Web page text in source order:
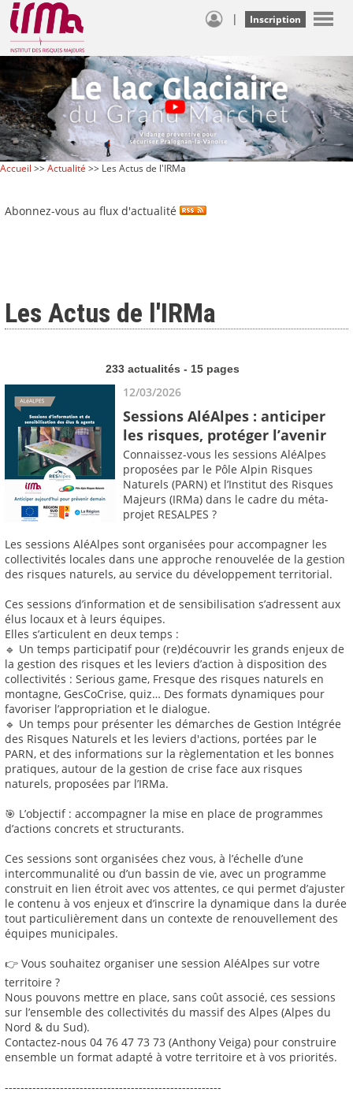
| Inscription
Accueil >>Actualité >> Les Actus de l'IRMa
Abonnez-vous au flux d'actualité
Les Actus de l'IRMa
233 actualités - 15 pages
12/03/2026
Sessions AléAlpes : anticiper
les risques, protéger l’avenir
Connaissez-vous les sessions AléAlpes
proposées par le Pôle Alpin Risques
Naturels (PARN) et l’Institut des Risques
Majeurs (IRMa) dans le cadre du méta-
projet RESALPES ?
Les sessions AléAlpes sont organisées pour accompagner les
collectivités locales dans une approche renouvelée de la gestion
des risques naturels, au service du développement territorial.
Ces sessions d’information et de sensibilisation s’adressent aux
élus locaux et à leurs équipes.
Elles s’articulent en deux temps :
🔹 Un temps participatif pour (re)découvrir les grands enjeux de
la gestion des risques et les leviers d’action à disposition des
collectivités : Serious game, Fresque des risques naturels en
montagne, GesCoCrise, quiz… Des formats dynamiques pour
favoriser l’appropriation et le dialogue.
🔹 Un temps pour présenter les démarches de Gestion Intégrée
des Risques Naturels et les leviers d'actions, portées par le
PARN, et des informations sur la règlementation et les bonnes
pratiques, autour de la gestion de crise face aux risques
naturels, proposées par l’IRMa.
🎯 L’objectif : accompagner la mise en place de programmes
d’actions concrets et structurants.
Ces sessions sont organisées chez vous, à l’échelle d’une
intercommunalité ou d’un bassin de vie, avec un programme
construit en lien étroit avec vos attentes, ce qui permet d’ajuster
le contenu à vos enjeux et d’inscrire la dynamique dans la durée
tout particulièrement dans un contexte de renouvellement des
équipes municipales.
👉 Vous souhaitez organiser une session AléAlpes sur votre
territoire ?
Nous pouvons mettre en place, sans coût associé, ces sessions
sur l’ensemble des collectivités du massif des Alpes (Alpes du
Nord & du Sud).
Contactez-nous 04 76 47 73 73 (Anthony Veiga) pour construire
ensemble un format adapté à votre territoire et à vos priorités.
-------------------------------------------------------